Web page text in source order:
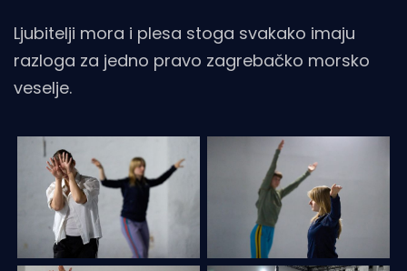
Ljubitelji mora i plesa stoga svakako imaju
razloga za jedno pravo zagrebačko morsko
veselje.